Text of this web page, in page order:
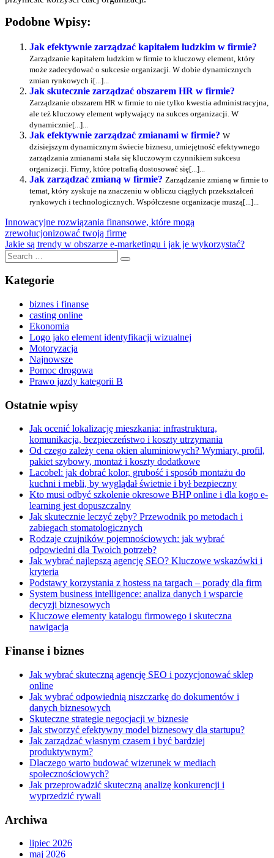
Podobne Wpisy:
Jak efektywnie zarządzać kapitałem ludzkim w firmie?
Zarządzanie kapitałem ludzkim w firmie to kluczowy element, który
może zadecydować o sukcesie organizacji. W dobie dynamicznych
zmian rynkowych i[...]...
Jak skutecznie zarządzać obszarem HR w firmie?
Zarządzanie obszarem HR w firmie to nie tylko kwestia administracyjna,
ale też kluczowy element wpływający na sukces organizacji. W
dynamicznie[...]...
Jak efektywnie zarządzać zmianami w firmie? W
dzisiejszym dynamicznym świecie biznesu, umiejętność efektywnego
zarządzania zmianami stała się kluczowym czynnikiem sukcesu
organizacji. Firmy, które potrafią dostosować się[...]...
Jak zarządzać zmianą w firmie? Zarządzanie zmianą w firmie to
temat, który zyskuje na znaczeniu w obliczu ciągłych przekształceń
rynkowych i technologicznych. Współczesne organizacje muszą[...]...
Nawigacja
wpisu
Previous
Post:
Innowacyjne rozwiązania finansowe, które mogą
zrewolucjonizować twoją firmę
Next
Post:
Jakie są trendy w obszarze e-marketingu i jak je wykorzystać?
Search
for:
Search
Kategorie
biznes i finanse
casting online
Ekonomia
Logo jako element identyfikacji wizualnej
Motoryzacja
Najnowsze
Pomoc drogowa
Prawo jazdy kategorii B
Ostatnie wpisy
Jak ocenić lokalizację mieszkania: infrastruktura,
komunikacja, bezpieczeństwo i koszty utrzymania
Od czego zależy cena okien aluminiowych? Wymiary, profil,
pakiet szybowy, montaż i koszty dodatkowe
Lacobel: jak dobrać kolor, grubość i sposób montażu do
kuchni i mebli, by wyglądał świetnie i był bezpieczny
Kto musi odbyć szkolenie okresowe BHP online i dla kogo e-
learning jest dopuszczalny
Jak skutecznie leczyć zęby? Przewodnik po metodach i
zabiegach stomatologicznych
Rodzaje czujników pojemnościowych: jak wybrać
odpowiedni dla Twoich potrzeb?
Jak wybrać najlepszą agencję SEO? Kluczowe wskazówki i
kryteria
Podstawy korzystania z hostess na targach – porady dla firm
System business intelligence: analiza danych i wsparcie
decyzji biznesowych
Kluczowe elementy katalogu firmowego i skuteczna
nawigacja
Finanse i biznes
Jak wybrać skuteczną agencję SEO i pozycjonować sklep
online
Jak wybrać odpowiednią niszczarkę do dokumentów i
danych biznesowych
Skuteczne strategie negocjacji w biznesie
Jak stworzyć efektywny model biznesowy dla startupu?
Jak zarządzać własnym czasem i być bardziej
produktywnym?
Dlaczego warto budować wizerunek w mediach
społecznościowych?
Jak przeprowadzić skuteczną analizę konkurencji i
wyprzedzić rywali
Archiwa
lipiec 2026
maj 2026